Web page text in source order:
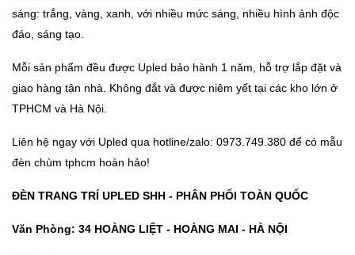
sáng: trắng, vàng, xanh, với nhiều mức sáng, nhiều hình ảnh độc
đáo, sáng tạo.
Mỗi sản phẩm đều được Upled bảo hành 1 năm, hỗ trợ lắp đặt và
giao hàng tận nhà. Không đắt và được niêm yết tại các kho lớn ở
TPHCM và Hà Nội.
Liên hệ ngay với Upled qua hotline/zalo: 0973.749.380 để có mẫu
đèn chùm tphcm hoàn hảo!
ĐÈN TRANG TRÍ UPLED SHH - PHÂN PHỐI TOÀN QUỐC
Văn Phòng: 34 HOÀNG LIỆT - HOÀNG MAI - HÀ NỘI